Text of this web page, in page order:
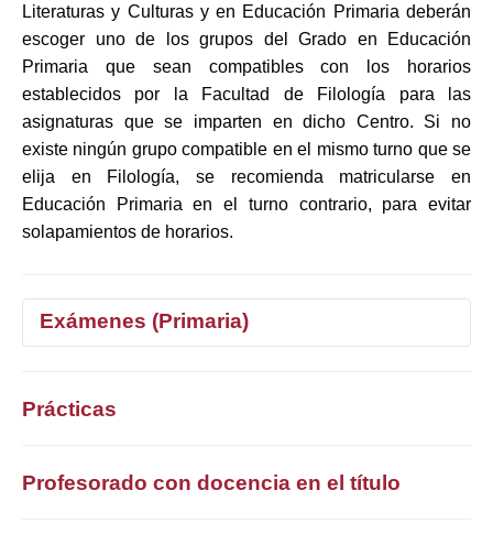
Selecciona curso
Literaturas y Culturas y en Educación Primaria deberán
escoger uno de los grupos del Grado en Educación
Primaria que sean compatibles con los horarios
establecidos por la Facultad de Filología para las
asignaturas que se imparten en dicho Centro. Si no
existe ningún grupo compatible en el mismo turno que se
elija en Filología, se recomienda matricularse en
Educación Primaria en el turno contrario, para evitar
solapamientos de horarios.
Exámenes (Primaria)
Prácticas
Profesorado con docencia en el título